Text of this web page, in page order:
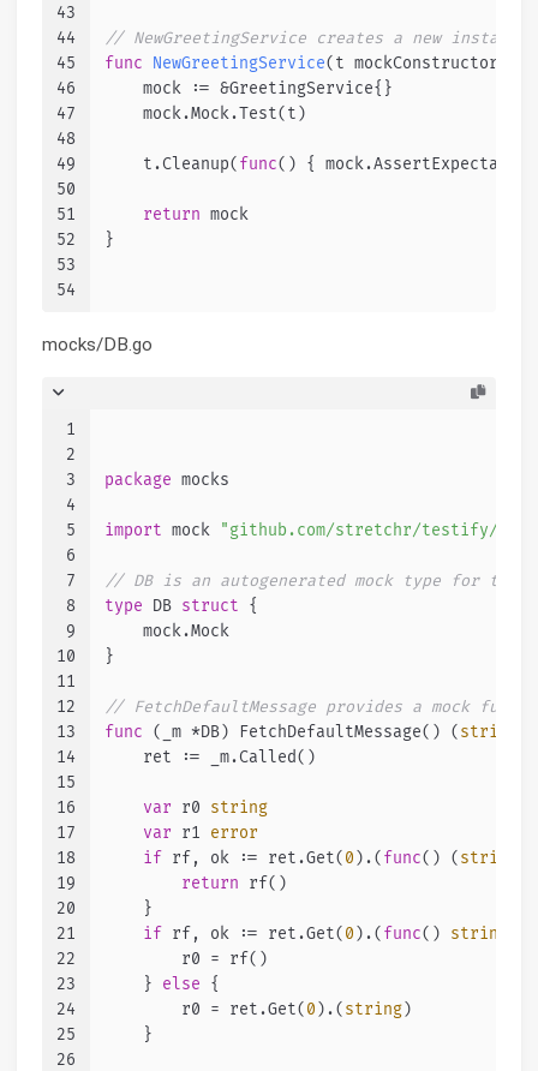
43
44
45
46
47
48
49
50
51
52
53
54
// NewGreetingService creates a new
func
NewGreetingService(t
    mock := &GreetingService{}
    mock.Mock.Test(t)
    t.Cleanup(
func() {
return mock
}
mocks/DB.go
1
2
3
4
5
6
7
8
9
10
11
12
13
14
15
16
17
18
19
20
21
22
23
24
25
26
package mocks
import mock "github.com/stretchr/testify/
// DB is an autogenerated mock type for the
type DB struct {
    mock.Mock
}
// FetchDefaultMessage provides a mock
func
(_m *DB) FetchDefaultMessage() (string
    ret := _m.Called()
var r0 string
var r1 error
if rf, ok := ret.Get(0).(func() (string
return rf()
    }
if rf, ok := ret.Get(0).(func() string
        r0 = rf()
    }
else {
        r0 = ret.Get(
0).(string)
    }